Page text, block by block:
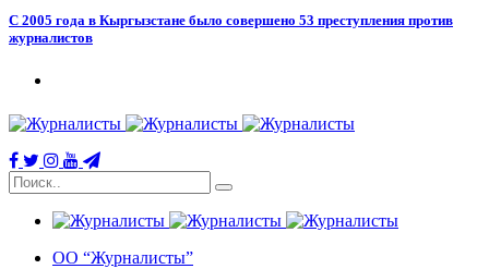
С 2005 года в Кыргызстане было совершено 53 преступления против
журналистов
ОО “Журналисты”